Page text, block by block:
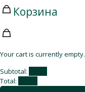
Корзина
Your cart is currently empty.
Subtotal:
Total: